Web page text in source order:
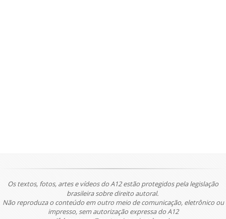
Os textos, fotos, artes e vídeos do A12 estão protegidos pela legislação
brasileira sobre direito autoral.
Não reproduza o conteúdo em outro meio de comunicação, eletrônico ou
impresso, sem autorização expressa do A12